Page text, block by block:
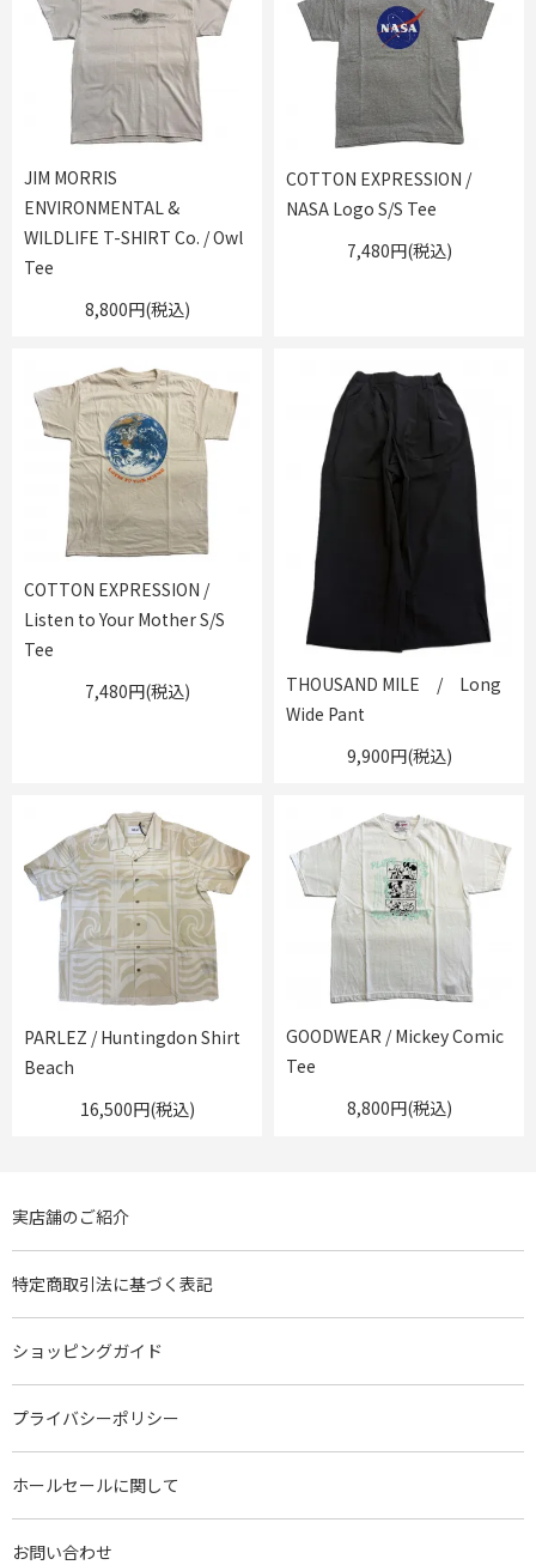
JIM MORRIS
ENVIRONMENTAL &
WILDLIFE T-SHIRT Co. / Owl
Tee
8,800円(税込)
COTTON EXPRESSION /
NASA Logo S/S Tee
7,480円(税込)
COTTON EXPRESSION /
Listen to Your Mother S/S
Tee
7,480円(税込)
THOUSAND MILE / Long
Wide Pant
9,900円(税込)
PARLEZ / Huntingdon Shirt
Beach
16,500円(税込)
GOODWEAR / Mickey Comic
Tee
8,800円(税込)
実店舗のご紹介
特定商取引法に基づく表記
ショッピングガイド
プライバシーポリシー
ホールセールに関して
お問い合わせ